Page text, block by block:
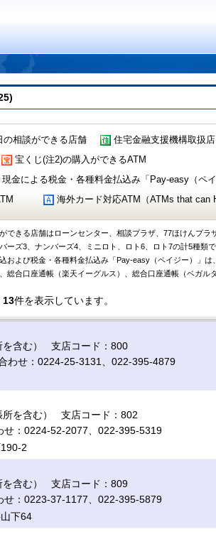
の相談ができる店舗 住宅金融支援機構取扱店
宝くじ(注2)の購入ができるATM
金による税金・各種料金払込み「Pay-easy（ペ
海外カード対応ATM（ATMs that can
できる店舗はローンセンター、相談プラザ、77ほけんプラ
ーズ3、ナンバーズ4、ミニロト、ロト6、ロト7の計5種類で
および税金・各種料金払込み「Pay-easy（ペイジー）」は
総合口座通帳（楽天イーグルス）、総合口座通帳（ベガル
13件を表示しています。
含む） 支店コード：800
わせ：0224-25-3131、022-395-4879
を含む） 支店コード：802
：0224-52-2077、022-395-5319
2
含む） 支店コード：809
：0223-37-1177、022-395-5879
下64